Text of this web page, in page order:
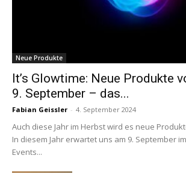
Neue Produkte
It’s Glowtime: Neue Produkte
9. September – das...
Fabian Geissler - 4. September 2024
Auch diese Jahr im Herbst wird es neue
In diesem Jahr erwartet uns am 9. September
Events...